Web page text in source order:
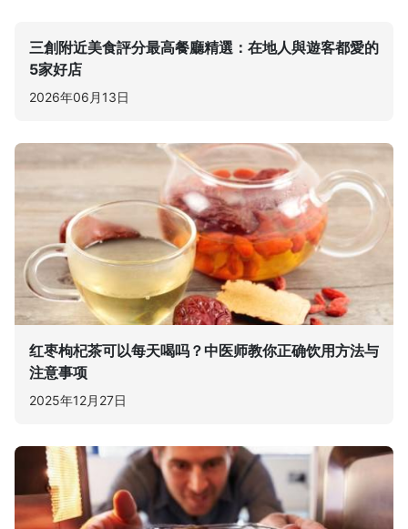
三創附近美食評分最高餐廳精選：在地人與遊客都愛的
5家好店
2026年06月13日
红枣枸杞茶可以每天喝吗？中医师教你正确饮用方法与
注意事项
2025年12月27日